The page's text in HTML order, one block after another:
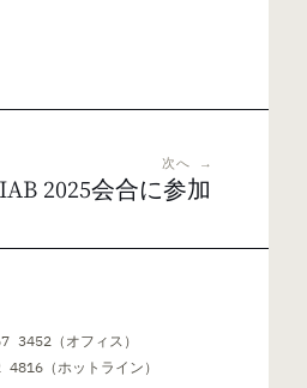
次へ →
2025会合に参加
（オフィス）
（ホットライン）